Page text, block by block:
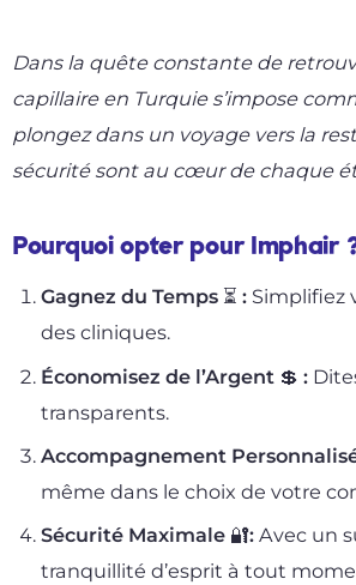
Dans la quête constante de
capillaire en Turquie s’impose
plongez dans un voyage vers la
sécurité sont au cœur de chaque
Pourquoi opter pour Imphair
Gagnez du Temps ⏳ : Simplifiez
des cliniques.
Économisez de l’Argent 💲 :
transparents.
Accompagnement
même dans le choix de votre
Sécurité Maximale 🔐: Avec un
tranquillité d’esprit à tout